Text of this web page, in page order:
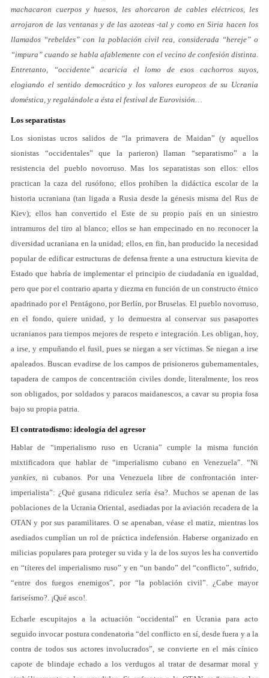
machacaron cuerpos y huesos, les ahorcaron de cables eléctricos, les
arrojaron de las ventanas y de las azoteas -tal y como en Siria hacen los
llamados “rebeldes” con la población civil rea, considerada “hereje” o
“impura” cuando se habla afablemente con el vecino de confesión distinta.
Entretanto, “occidente” acaricia el lomo de esos cachorros suyos,
elogiando el sentido democrático y los valores europeos de su Ucrania
doméstica, y regalándole a ésta el festival de Eurovisión…
Los separatistas
Los sionistas ucros salidos de “la primavera de Maidan” (y aquellos
sionistas “occidentales” que la parieron) llaman “separatismo” a la
resistencia del pueblo novorruso. Mas los separatistas son ellos: ellos
practican la caza del rusófono; ellos prohíben la didáctica escolar de la
historia ucraniana (tan ligada a Rusia desde la génesis misma del Rus de
Kiev); ellos han convertido el Este de su propio país en un siniestro
intramuros del tiro al blanco; ellos se han empecinado en no reconocer la
diversidad ucraniana en la unidad; ellos, en fin, han producido la necesidad
popular de edificar estructuras de defensa frente a una estructura kievita de
Estado que habría de implementar el principio de ciudadanía en igualdad,
pero que por el contrario aparta y diezma en función de un constructo étnico
apadrinado por el Pentágono, por Berlín, por Bruselas. El pueblo novorruso,
en el fondo, quiere unidad, y lo demuestra al conservar sus pasaportes
ucranianos para tiempos mejores de respeto e integración. Les obligan, hoy,
a irse, y empuñando el fusil, pues se niegan a ser víctimas. Se niegan a irse
apaleados. Buscan evadirse de los campos de prisioneros gubernamentales,
tapadera de campos de concentración civiles donde, literalmente, los reos
son obligados, por soldados y paracos maidanescos, a cavar su propia fosa
bajo su propia patria.
El contratodismo: ideología del agresor
Hablar de “imperialismo ruso en Ucrania” cumple la misma función
mixtificadora que hablar de “imperialismo cubano en Venezuela”. “Ni
yankies, ni cubanos. Por una Venezuela libre de confrontación inter-
imperialista”: ¿Qué gusana ridiculez sería ésa?. Muchos se apenan de las
poblaciones de la Ucrania Oriental, asediadas por la aviación recadera de la
OTAN y por sus paramilitares. O se apenaban, véase el matiz, mientras los
asediados cumplían un rol de práctica indefensión. Haberse organizado en
milicias populares para proteger su vida y la de los suyos les ha convertido
en “títeres del imperialismo ruso” y en “un bando” del “conflicto”, sufrido,
“entre dos fuegos enemigos”, por “la población civil”. ¿Cabe mayor
fariseísmo?. ¡Qué asco!.
Echarle escupitajos a la actuación “occidental” en Ucrania para acto
seguido invocar postura condenatoria “del conflicto en sí, desde fuera y a la
contra de todos sus actores involucrados”, se convierte en el más cínico
capote de blindaje echado a los verdugos al tratar de desarmar moral y